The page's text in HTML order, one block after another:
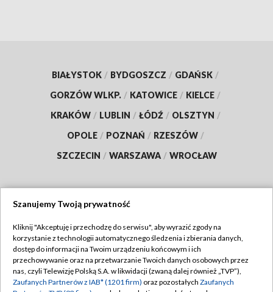
BIAŁYSTOK / BYDGOSZCZ / GDAŃSK /
GORZÓW WLKP. / KATOWICE / KIELCE /
KRAKÓW / LUBLIN / ŁÓDŹ / OLSZTYN /
OPOLE / POZNAŃ / RZESZÓW /
SZCZECIN / WARSZAWA / WROCŁAW
TVP
Abonament TVP
Emisja w TVP
Regulamin TVP
Polityka prywatności
Szanujemy Twoją prywatność
Kliknij "Akceptuję i przechodzę do serwisu", aby wyrazić zgody na
korzystanie z technologii automatycznego śledzenia i zbierania danych,
dostęp do informacji na Twoim urządzeniu końcowym i ich
przechowywanie oraz na przetwarzanie Twoich danych osobowych przez
nas, czyli Telewizję Polską S.A. w likwidacji (zwaną dalej również „TVP”),
Zaufanych Partnerów z IAB* (1201 firm) oraz pozostałych Zaufanych